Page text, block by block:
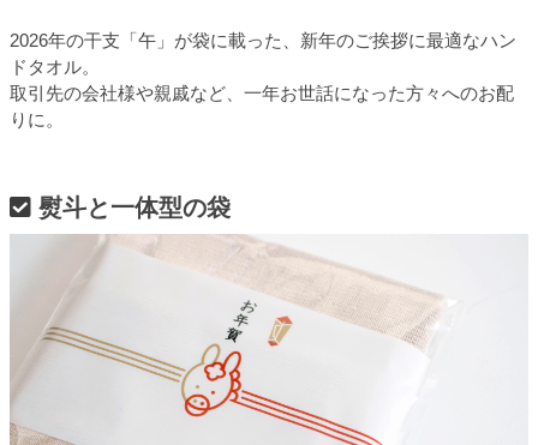
2026年の干支「午」が袋に載った、新年のご挨拶に最適なハン
ドタオル。
取引先の会社様や親戚など、一年お世話になった方々へのお配
りに。
熨斗と一体型の袋